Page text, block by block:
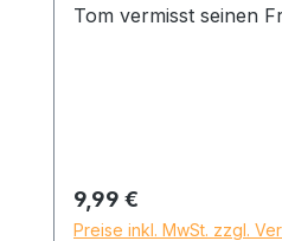
Tom vermisst seinen
Wohngemeinschaft
Regulärer Preis:
9,99 €
Preise inkl. MwSt. zzgl.